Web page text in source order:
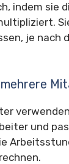
indem sie
je nach
und